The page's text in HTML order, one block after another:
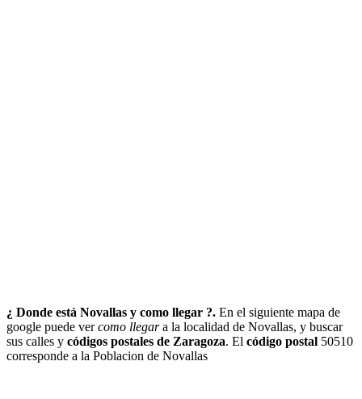
¿ Donde está Novallas y como llegar ?. En el siguiente mapa de
google puede vercomo llegara la localidad de Novallas, y buscar
sus calles y códigos postales de Zaragoza. El código postal 50510
corresponde a la Poblacion de Novallas